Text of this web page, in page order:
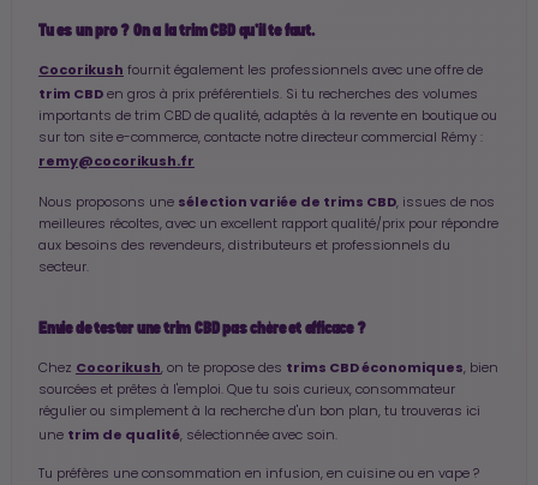
Tu es un pro ? On a la trim CBD qu'il te faut.
Cocorikush fournit également les professionnels avec une offre de
trim CBD en gros à prix préférentiels. Si tu recherches des volumes
importants de trim CBD de qualité, adaptés à la revente en boutique ou
sur ton site e-commerce, contacte notre directeur commercial Rémy :
remy@cocorikush.fr
Nous proposons une sélection variée de trims CBD, issues de nos
meilleures récoltes, avec un excellent rapport qualité/prix pour répondre
aux besoins des revendeurs, distributeurs et professionnels du
secteur.
Envie de tester une trim CBD pas chère et efficace ?
Chez Cocorikush, on te propose des trims CBD économiques, bien
sourcées et prêtes à l'emploi. Que tu sois curieux, consommateur
régulier ou simplement à la recherche d'un bon plan, tu trouveras ici
une trim de qualité, sélectionnée avec soin.
Tu préfères une consommation en infusion, en cuisine ou en vape ?